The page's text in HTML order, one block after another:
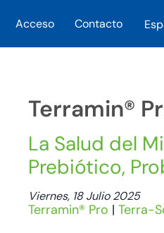
Acceso Contacto
Terramin®
La Salud del
Prebiótico,
Viernes, 18 Julio 2025
Terramin® Pro | Terra-